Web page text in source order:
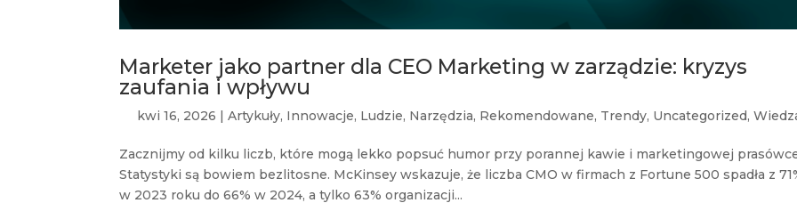
Marketer jako partner dla CEO Marketing w zarządzie: kryzys
zaufania i wpływu
kwi 16, 2026 |Artykuły, Innowacje, Ludzie, Narzędzia, Rekomendowane, Trendy, Uncategorized,
Zacznijmy od kilku liczb, które mogą lekko popsuć humor przy porannej kawie i marketingowej
Statystyki są bowiem bezlitosne. McKinsey wskazuje, że liczba CMO w firmach z Fortune 500 spadła z
w 2023 roku do 66% w 2024, a tylko 63% organizacji...